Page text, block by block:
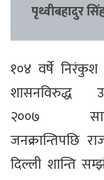
पृथ्वीबहादुर
१०४ वर्षे निरंकुश
शासनविरुद्ध
२००७
जनक्रान्तिपछि
दिल्ली शान्ति